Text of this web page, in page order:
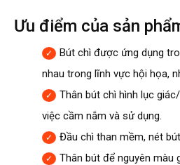
Ưu điểm của sản
Bút chì được ứng dụng
nhau trong lĩnh vực hội họa,
Thân bút chì hình lục
việc cầm nắm và sử dụng.
Đầu chì than mềm, nét
️Thân bút để nguyên màu